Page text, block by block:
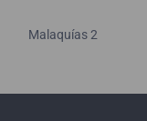
Malaquías 2